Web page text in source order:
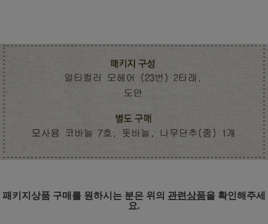
패키지상품 구매를 원하시는 분은 위의 관련상품을 확인해주세
요.